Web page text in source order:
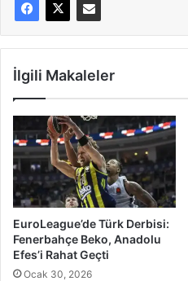
İlgili Makaleler
EuroLeague’de Türk Derbisi:
Fenerbahçe Beko, Anadolu
Efes’i Rahat Geçti
Ocak 30, 2026